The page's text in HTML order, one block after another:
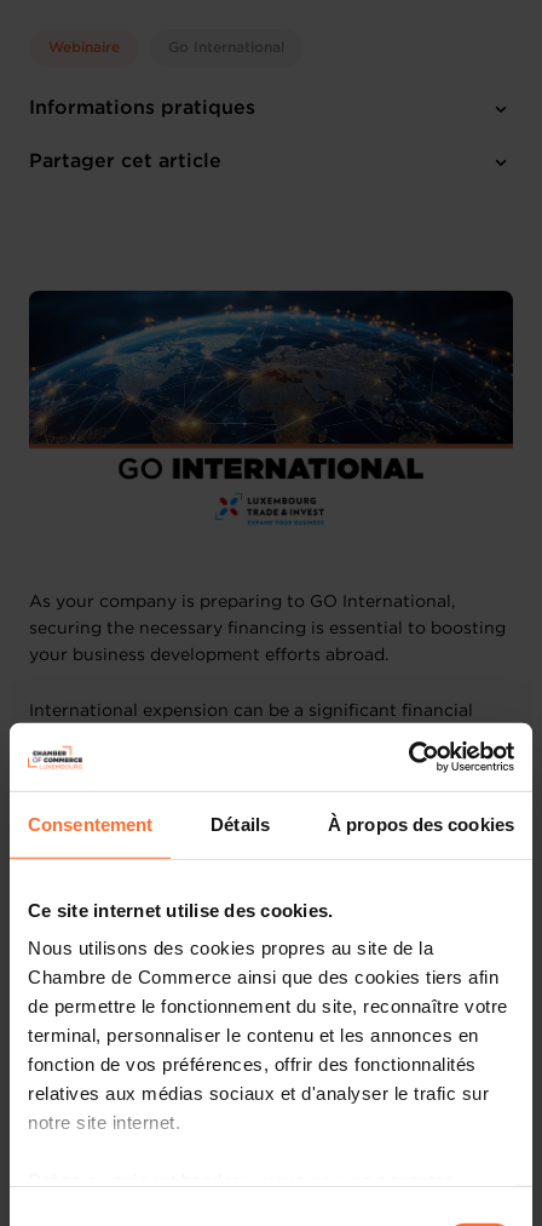
Consentement Détails À propos des cookies
Ce site internet utilise des cookies.
Nous utilisons des cookies propres au site de la
Chambre de Commerce ainsi que des cookies tiers afin
de permettre le fonctionnement du site, reconnaître votre
terminal, personnaliser le contenu et les annonces en
fonction de vos préférences, offrir des fonctionnalités
relatives aux médias sociaux et d'analyser le trafic sur
notre site internet.
Webinaire Go International
Informations pratiques
14H00
Partager cet article
As your company is preparing to GO International,
securing the necessary financing is essential to boosting
your business development efforts abroad.
International expension can be a significant financial
promotional campaigns, registering an international
patent or opening a prospecting entity can be expensive.
This session will highlight financing instruments and
opportunities to help you promote your business as well
as your export. Additionally, you will discover co-
financing possibilities for sustainable projects in
developing markets.